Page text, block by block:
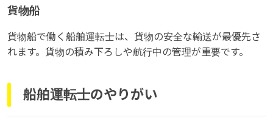
貨物船
貨物船で働く船舶運転士は、貨物の安全な輸送が最優先さ
れます。貨物の積み下ろしや航行中の管理が重要です。
船舶運転士のやりがい